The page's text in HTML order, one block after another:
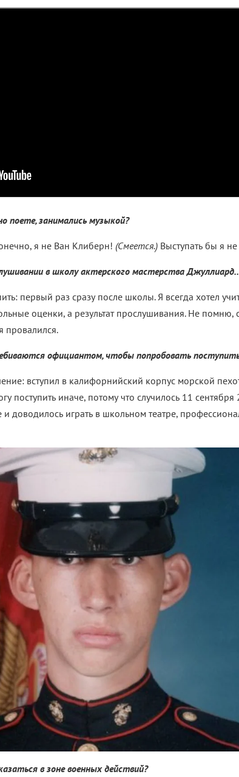
поете, занимались музыкой?
я не Ван Клиберн! (Смеется.) Выступать бы я не
в школу актерского мастерства
первый раз сразу после школы. Я всегда хотел
оценки, а результат прослушивания. Не помню,
провалился.
официантом, чтобы попробовать
вступил в калифорнийский корпус морской
поступить иначе, потому что случилось 11 сентября
и доводилось играть в школьном театре,
в зоне военных действий?